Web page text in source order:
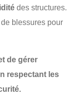
des structures.
blessures pour
de gérer
respectant les